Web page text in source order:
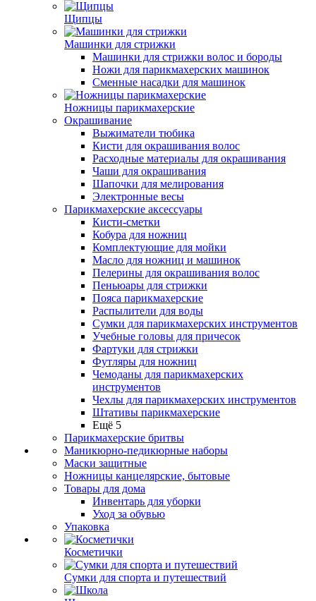
Щипцы
Машинки для стрижки
Машинки для стрижки волос и бороды
Ножи для парикмахерских машинок
Сменные насадки для машинок
Ножницы парикмахерские
Окрашивание
Выжиматели тюбика
Кисти для окрашивания волос
Расходные материалы для окрашивания
Чаши для окрашивания
Шапочки для мелирования
Электронные весы
Парикмахерские аксессуары
Кисти-сметки
Кобура для ножниц
Комплектующие для мойки
Масло для ножниц и машинок
Пелерины для окрашивания волос
Пеньюары для стрижки
Пояса парикмахерские
Распылители для воды
Сумки для парикмахерских инструментов
Учебные головы для причесок
Фартуки для стрижки
Футляры для ножниц
Чемоданы для парикмахерских
инструментов
Чехлы для парикмахерских инструментов
Штативы парикмахерские
Ещё 5
Парикмахерские бритвы
Маникюрно-педикюрные наборы
Маски защитные
Ножницы канцелярские, бытовые
Товары для дома
Инвентарь для уборки
Уход за обувью
Упаковка
Косметички
Сумки для спорта и путешествий